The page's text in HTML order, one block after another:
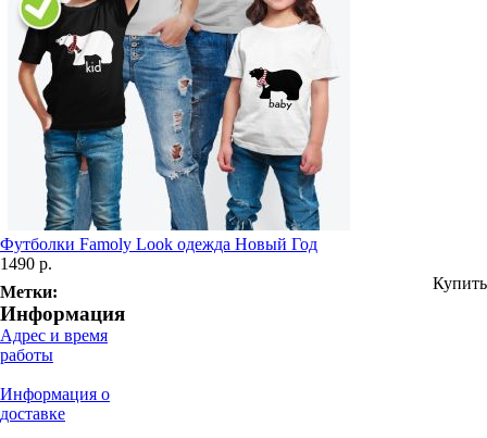
Футболки Famoly Look одежда Новый Год
1490 р.
Купить
Метки:
Информация
Адрес и время
работы
Информация о
доставке